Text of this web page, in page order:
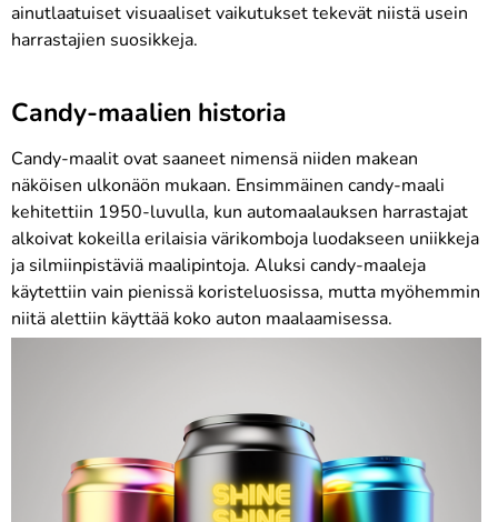
ainutlaatuiset visuaaliset vaikutukset tekevät niistä usein
harrastajien suosikkeja.
Candy-maalien historia
Candy-maalit ovat saaneet nimensä niiden makean
näköisen ulkonäön mukaan. Ensimmäinen candy-maali
kehitettiin 1950-luvulla, kun automaalauksen harrastajat
alkoivat kokeilla erilaisia ​​värikomboja luodakseen uniikkeja
ja silmiinpistäviä maalipintoja. Aluksi candy-maaleja
käytettiin vain pienissä koristeluosissa, mutta myöhemmin
niitä alettiin käyttää koko auton maalaamisessa.